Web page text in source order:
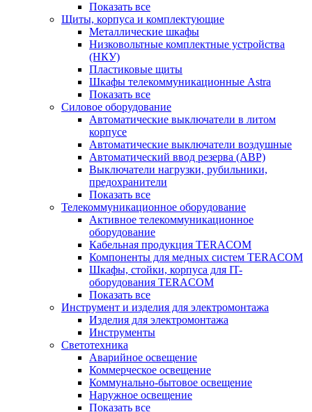
Показать все
Щиты, корпуса и комплектующие
Металлические шкафы
Низковольтные комплектные устройства
(НКУ)
Пластиковые щиты
Шкафы телекоммуникационные Astra
Показать все
Силовое оборудование
Автоматические выключатели в литом
корпусе
Автоматические выключатели воздушные
Автоматический ввод резерва (АВР)
Выключатели нагрузки, рубильники,
предохранители
Показать все
Телекоммуникационное оборудование
Активное телекоммуникационное
оборудование
Кабельная продукция TERACOM
Компоненты для медных систем TERACOM
Шкафы, стойки, корпуса для IT-
оборудования TERACOM
Показать все
Инструмент и изделия для электромонтажа
Изделия для электромонтажа
Инструменты
Светотехника
Аварийное освещение
Коммерческое освещение
Коммунально-бытовое освещение
Наружное освещение
Показать все